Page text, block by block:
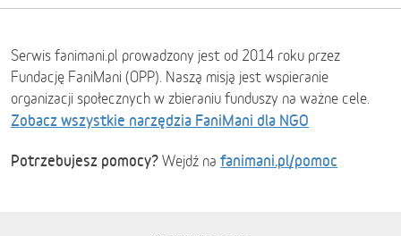
Serwis fanimani.pl prowadzony jest od 2014 roku przez
Fundację FaniMani (OPP). Naszą misją jest wspieranie
organizacji społecznych w zbieraniu funduszy na ważne cele.
Zobacz wszystkie narzędzia FaniMani dla NGO
Potrzebujesz pomocy? Wejdź na fanimani.pl/pomoc